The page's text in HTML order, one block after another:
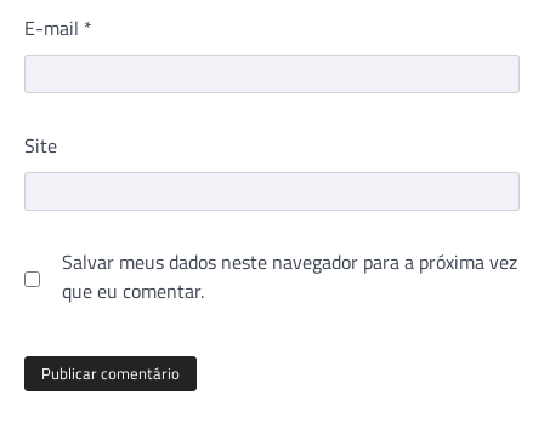
E-mail *
Site
Salvar meus dados neste navegador para a próxima vez
que eu comentar.